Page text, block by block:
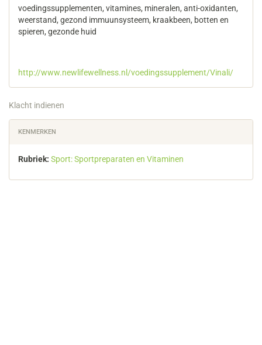
voedingssupplementen, vitamines, mineralen, anti-oxidanten,
weerstand, gezond immuunsysteem, kraakbeen, botten en
spieren, gezonde huid
http://www.newlifewellness.nl/voedingssupplement/Vinali/
Klacht indienen
KENMERKEN
Rubriek: Sport: Sportpreparaten en Vitaminen